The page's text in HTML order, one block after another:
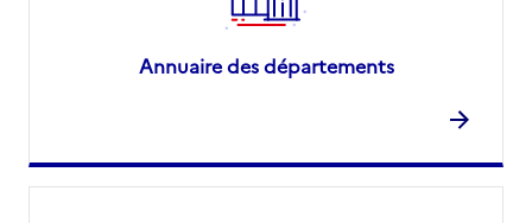
Annuaire des départements